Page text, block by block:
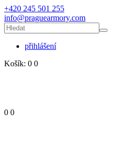
+420 245 501 255
info@praguearmory.com
přihlášení
Košík: 0 0
0 0